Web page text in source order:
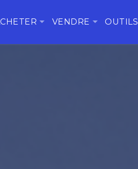
VENDRE OUTILS